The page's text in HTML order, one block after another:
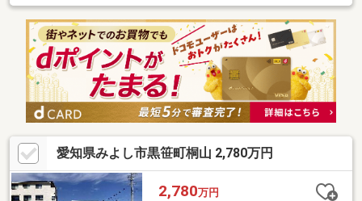
愛知県みよし市黒笹町桐山 2,780万円
2,780万円